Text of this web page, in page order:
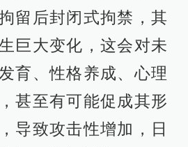
留后封闭式拘禁，其
巨大变化，这会对未
育、性格养成、心理
甚至有可能促成其形
导致攻击性增加，日